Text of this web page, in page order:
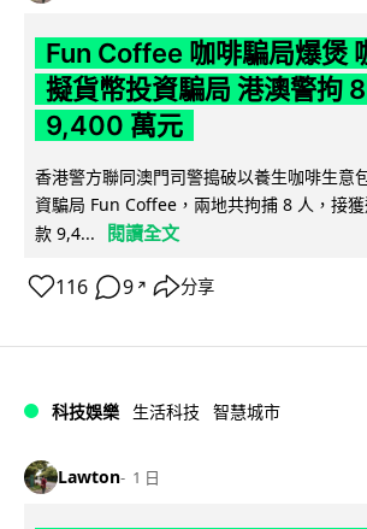
Fun Coffee 咖啡騙局爆煲
擬貨幣投資騙局 港澳警拘
9,400 萬元
香港警方聯同澳門司警搗破以養生咖啡生意
資騙局 Fun Coffee，兩地共拘捕 8 人，接
款 9,4...
閱讀全文
116 9 ↗ 分享
科技娛樂 生活科技 智慧城市
Lawton 1 日